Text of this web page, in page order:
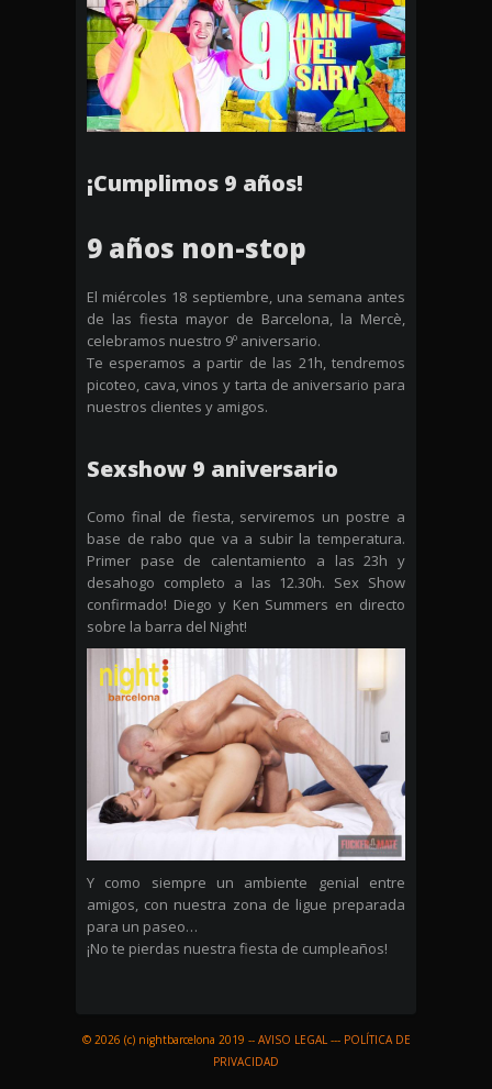
¡Cumplimos 9 años!
9 años non-stop
El miércoles 18 septiembre, una semana antes
de las fiesta mayor de Barcelona, la Mercè,
celebramos nuestro 9º aniversario.
Te esperamos a partir de las 21h, tendremos
picoteo, cava, vinos y tarta de aniversario para
nuestros clientes y amigos.
Sexshow 9 aniversario
Como final de fiesta, serviremos un postre a
base de rabo que va a subir la temperatura.
Primer pase de calentamiento a las 23h y
desahogo completo a las 12.30h. Sex Show
confirmado! Diego y Ken Summers en directo
sobre la barra del Night!
Y como siempre un ambiente genial entre
amigos, con nuestra zona de ligue preparada
para un paseo…
¡No te pierdas nuestra fiesta de cumpleaños!
© 2026 (c) nightbarcelona 2019 -- AVISO LEGAL--- POLÍTICA DE
PRIVACIDAD